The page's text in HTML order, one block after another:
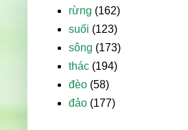
rừng (162)
suối (123)
sông (173)
thác (194)
đèo (58)
đảo (177)